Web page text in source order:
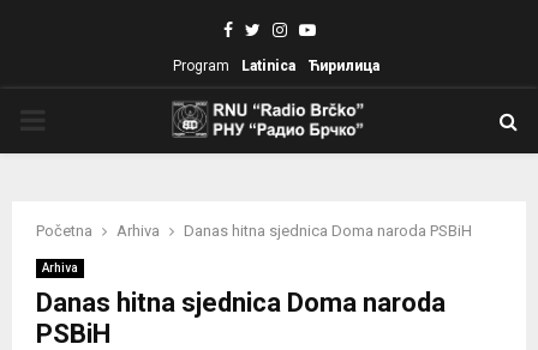
Facebook
TwitterInstagram
Youtube
Program Latinica Ћирилица
Početna Arhiva Danas hitna sjednica Doma naroda PSBiH
Arhiva
Danas hitna sjednica Doma naroda
PSBiH